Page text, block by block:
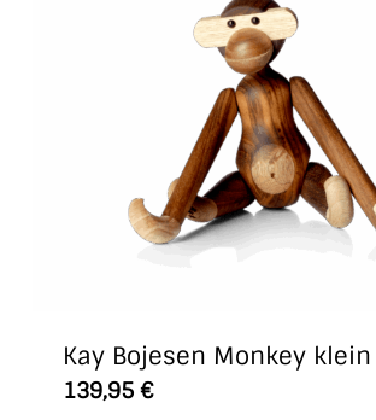
Kay Bojesen Monkey klein
139,95 €